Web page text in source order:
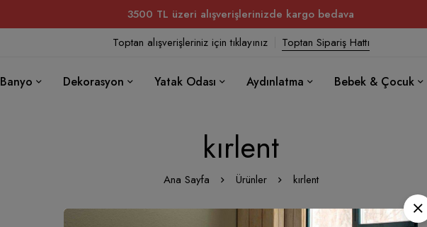
3500 TL üzeri alışverişlerinizde kargo bedava
Toptan alışverişleriniz için tıklayınız Toptan Sipariş Hattı
Banyo Dekorasyon Yatak Odası Aydınlatma Bebek & Çocuk
kırlent
Ana Sayfa Ürünler kırlent